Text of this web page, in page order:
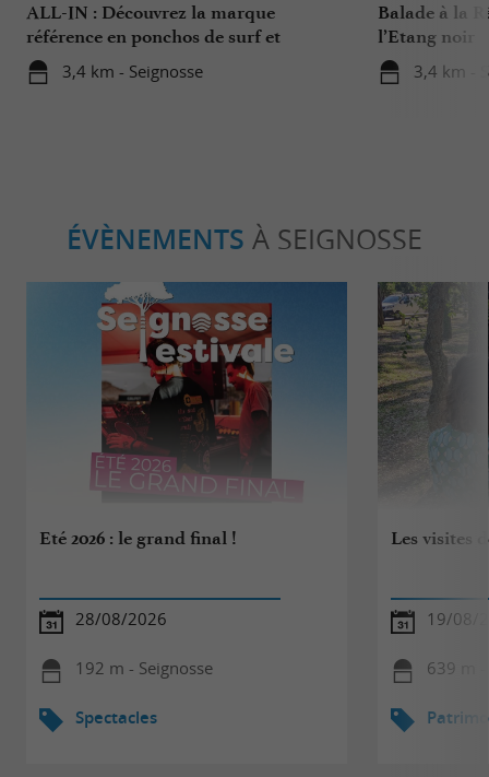
ALL-IN : Découvrez la marque
référence en ponchos de surf et
accessoires de sports nautiques !
3,4 km - Seignosse
Balade à la
l’Etang noir
3,4 km -
ÉVÈNEMENTS À SEIGNOSSE
Eté 2026 : le grand final !
28/08/2026
192 m - Seignosse
Spectacles
Les visites
19/08/
639 m -